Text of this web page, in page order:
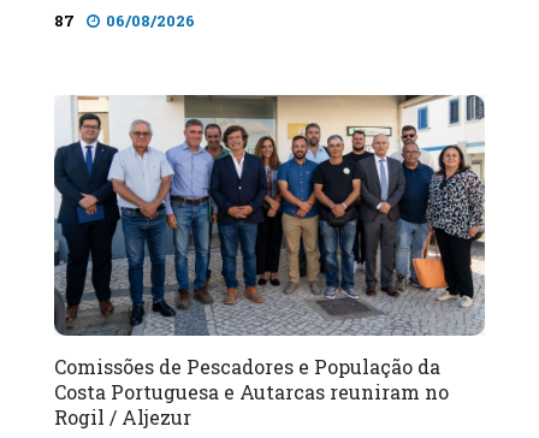
87 06/08/2026
Comissões de Pescadores e População da
Costa Portuguesa e Autarcas reuniram no
Rogil / Aljezur